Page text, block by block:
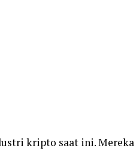
kripto saat ini. Mereka